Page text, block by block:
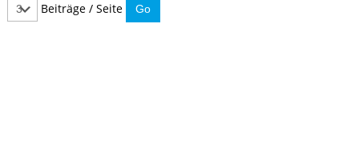
Beiträge / Seite